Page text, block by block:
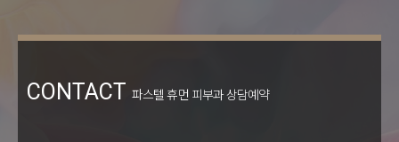
CONTACT 파스텔 휴먼 피부과 상담예약